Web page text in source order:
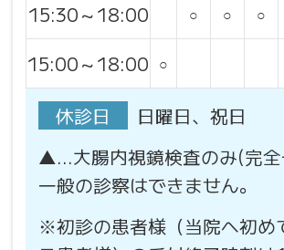
15:30～18:00 ○ ○ ○
15:00～18:00 ○
休診日
日曜日、祝日
▲…大腸内視鏡検査のみ(完全
一般の診察はできません。
※初診の患者様（当院へ初め